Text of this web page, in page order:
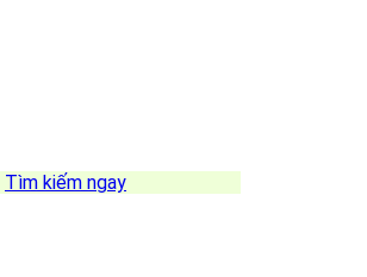
Tìm kiếm ngay